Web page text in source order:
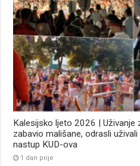
Kalesijsko ljeto 2026 | Uživanje
zabavio mališane, odrasli uživali
nastup KUD-ova
1 dan prije